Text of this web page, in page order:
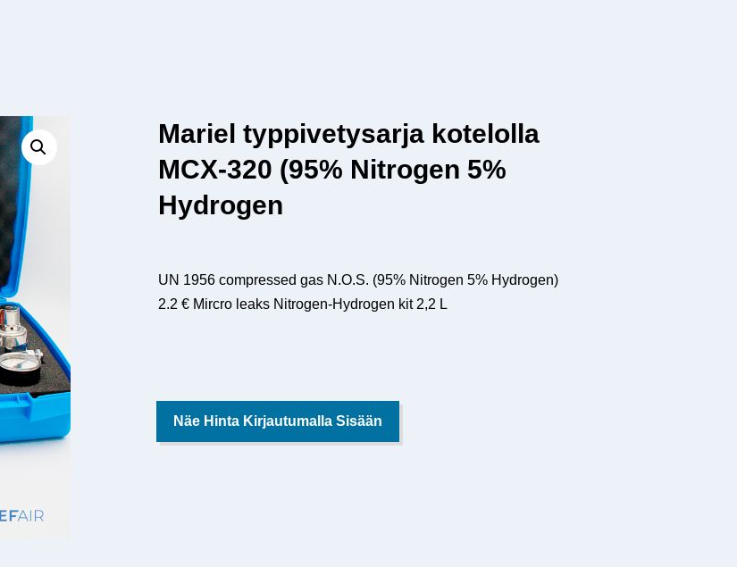
Mariel typpivetysarja kotelolla
MCX-320 (95% Nitrogen 5%
Hydrogen
UN 1956 compressed gas N.O.S. (95% Nitrogen 5% Hydrogen)
2.2 € Mircro leaks Nitrogen-Hydrogen kit 2,2 L
Näe Hinta Kirjautumalla Sisään